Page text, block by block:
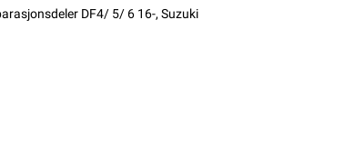
DF4/ 5/ 6 16-, Suzuki